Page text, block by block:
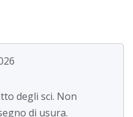
degli sci. Non
di usura.